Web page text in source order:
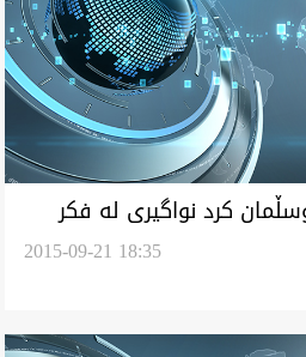
كرد نواگيرى له‌ فكر
2015-09-21 18:35